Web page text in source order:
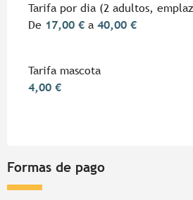
Tarifa por dia (2 adultos,
De 17,00 € a 40,00 €
Tarifa mascota
4,00 €
Formas de pago